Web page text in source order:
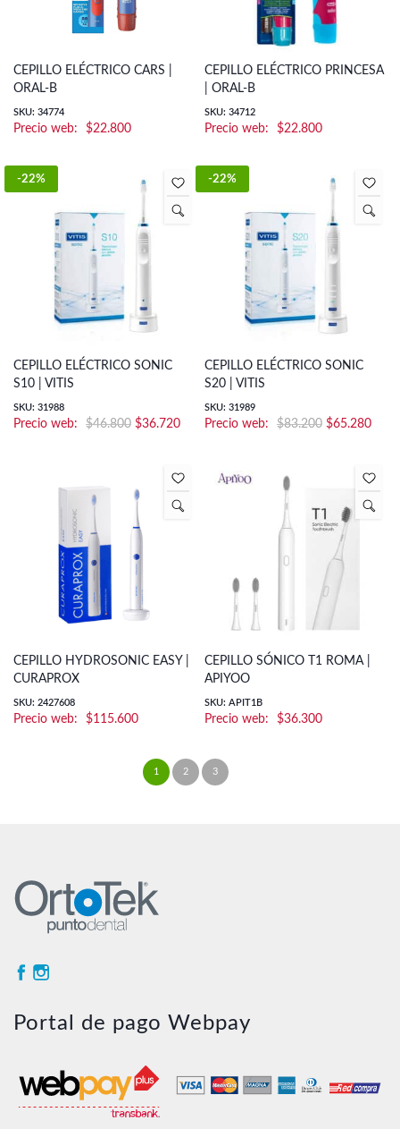
CEPILLO ELÉCTRICO CARS |
ORAL-B
SKU: 34774
$22.800
CEPILLO ELÉCTRICO PRINCESA
| ORAL-B
SKU: 34712
$22.800
-22%
CEPILLO ELÉCTRICO SONIC
S10 | VITIS
SKU: 31988
$46.800 El
$46.800.
$36.720El
es:
$36.720.
-22%
CEPILLO ELÉCTRICO SONIC
S20 | VITIS
SKU: 31989
$83.200 El
$83.200.
$65.280El
es:
CEPILLO HYDROSONIC EASY |
CURAPROX
SKU: 2427608
$115.600
CEPILLO SÓNICO T1 ROMA |
APIYOO
SKU: APIT1B
$36.300
1 2 3
Portal de pago Webpay